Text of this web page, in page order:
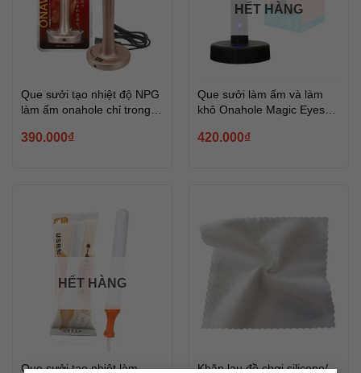
Que sưởi tạo nhiệt độ NPG
làm ấm onahole chỉ trong
thật
390.000₫
HẾT HÀNG
Que sưởi làm ấm và làm
khô Onahole Magic Eyes
420.000₫
HẾT HÀNG
Que sưởi tạo nhiệt làm Khăn lau đồ chơi silicone/